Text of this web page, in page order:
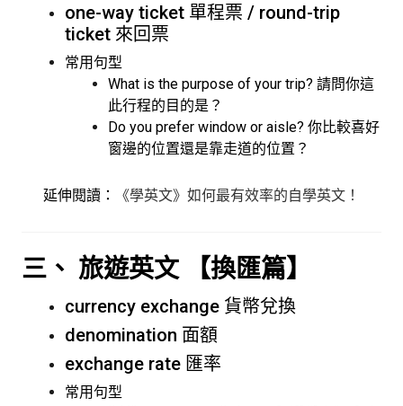
one-way ticket 單程票 / round-trip
ticket 來回票
常用句型
What is the purpose of your trip? 請問你這
此行程的目的是？
Do you prefer window or aisle? 你比較喜好
窗邊的位置還是靠走道的位置？
延伸閱讀： 《學英文》如何最有效率的自學英文！
三、 旅遊英文 【換匯篇】
currency exchange 貨幣兌換
denomination 面額
exchange rate 匯率
常用句型